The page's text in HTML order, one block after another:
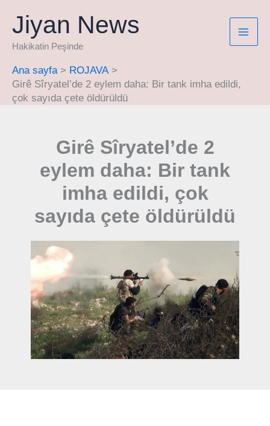
Jiyan News
Hakikatin Peşinde
Ana sayfa
ROJAVA
Girê Sîryatel’de 2 eylem daha: Bir tank imha edildi,
çok sayıda çete öldürüldü
Girê Sîryatel’de 2
eylem daha: Bir tank
imha edildi, çok
sayıda çete öldürüldü